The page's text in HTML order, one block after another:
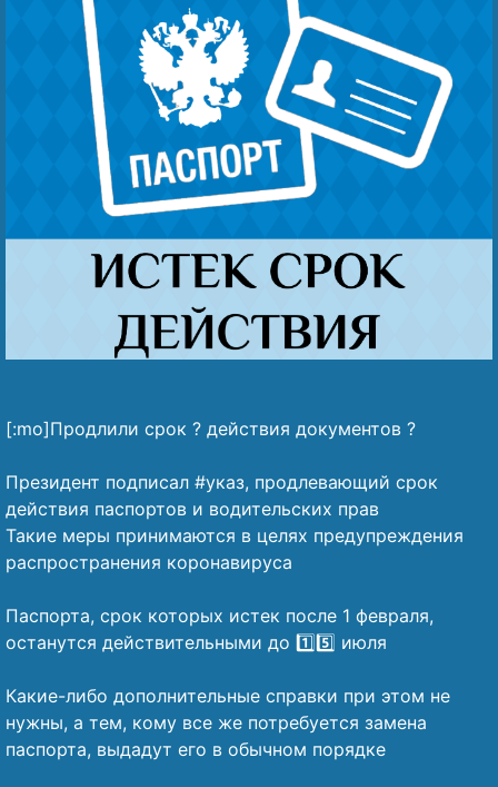
[:mo]Продлили срок ? действия документов ?
Президент подписал #указ, продлевающий срок
действия паспортов и водительских прав
Такие меры принимаются в целях предупреждения
распространения коронавируса
Паспорта, срок которых истек после 1 февраля,
останутся действительными до 1️⃣5️⃣ июля
Какие-либо дополнительные справки при этом не
нужны, а тем, кому все же потребуется замена
паспорта, выдадут его в обычном порядке